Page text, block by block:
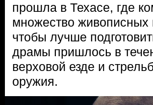
прошла в Техасе, где
множество живописных
чтобы лучше
драмы пришлось в
верховой езде и
оружия.